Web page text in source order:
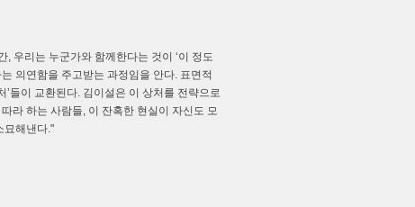
우리는 누군가와 함께한다는 것이 ‘이 정도
의연함을 주고받는 과정임을 안다. 표면적
들이 교환된다. 김이설은 이 상처를 전략으로
라 하는 사람들, 이 잔혹한 현실이 자신도 모
묘해낸다."